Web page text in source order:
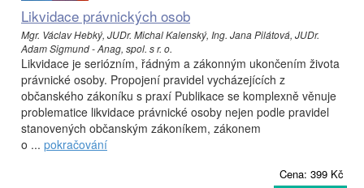
Likvidace právnických osob
Mgr. Václav Hebký, JUDr. Michal Kalenský, Ing. Jana Pilátová, JUDr.
Adam Sigmund - Anag, spol. s r. o.
Likvidace je seriózním, řádným a zákonným ukončením života
právnické osoby. Propojení pravidel vycházejících z
občanského zákoníku s praxí Publikace se komplexně věnuje
problematice likvidace právnické osoby nejen podle pravidel
stanovených občanským zákoníkem, zákonem
o ... pokračování
Cena: 399 Kč